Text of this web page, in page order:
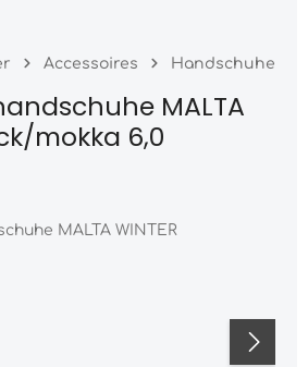
Accessoires Handschuhe
MALTA
mokka 6,0